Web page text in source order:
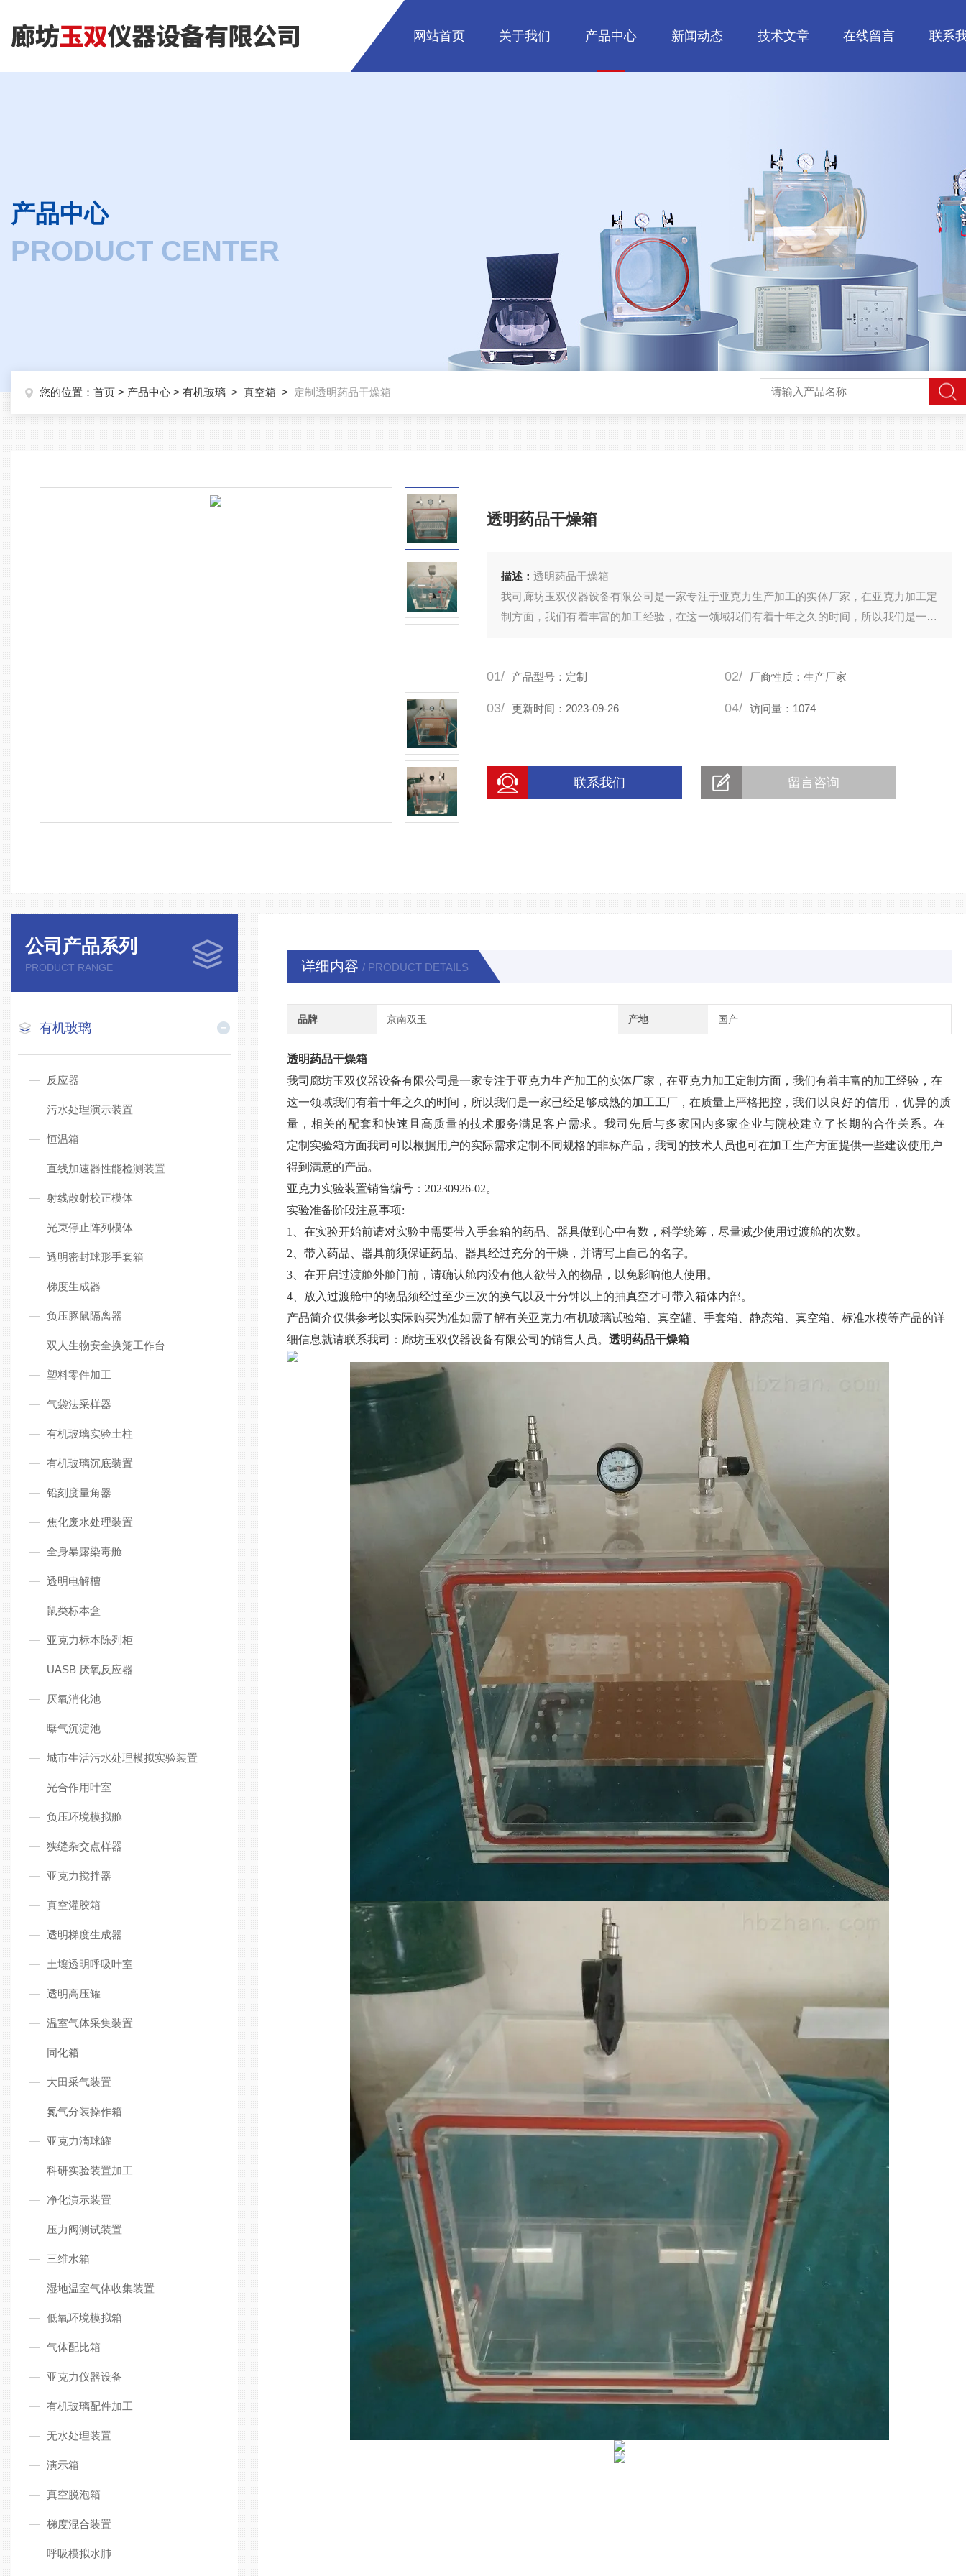
网站首页 关于我们 产品中心 新闻动态 技术文章 在线留言 联系
产品中心
PRODUCT CENTER
您的位置： 首页 > 产品中心 > 有机玻璃 > 真空箱 > 定制透明药品干燥箱
透明药品干燥箱
描述：透明药品干燥箱
我司廊坊玉双仪器设备有限公司是一家专注于亚克力生产加工的实体厂家，在亚克力加工定
制方面，我们有着丰富的加工经验，在这一领域我们有着十年之久的时间，所以我们是一家
期的合作关系。在定制实验箱方面我司可以根据用户的实际需求定制不同
01/ 产品型号：定制 02/ 厂商性质：生产厂家
03/ 更新时间：2023-09-26 04/ 访问量：1074
联系我们 留言咨询
公司产品系列
PRODUCT RANGE
有机玻璃
反应器
污水处理演示装置
恒温箱
直线加速器性能检测装置
射线散射校正模体
光束停止阵列模体
透明密封球形手套箱
梯度生成器
负压豚鼠隔离器
双人生物安全换笼工作台
塑料零件加工
气袋法采样器
有机玻璃实验土柱
有机玻璃沉底装置
铅刻度量角器
焦化废水处理装置
全身暴露染毒舱
透明电解槽
鼠类标本盒
亚克力标本陈列柜
UASB 厌氧反应器
厌氧消化池
曝气沉淀池
城市生活污水处理模拟实验装置
光合作用叶室
负压环境模拟舱
狭缝杂交点样器
亚克力搅拌器
真空灌胶箱
透明梯度生成器
土壤透明呼吸叶室
透明高压罐
温室气体采集装置
同化箱
大田采气装置
氮气分装操作箱
亚克力滴球罐
科研实验装置加工
净化演示装置
压力阀测试装置
三维水箱
湿地温室气体收集装置
低氧环境模拟箱
气体配比箱
亚克力仪器设备
有机玻璃配件加工
无水处理装置
演示箱
真空脱泡箱
梯度混合装置
呼吸模拟水肺
详细内容 / PRODUCT DETAILS
品牌 京南双玉 产地 国产
透明药品干燥箱
我司廊坊玉双仪器设备有限公司是一家专注于亚克力生产加工的实体厂家，在亚克力加工定制方面，我们有着丰富的加工经验，在
这一领域我们有着十年之久的时间，所以我们是一家已经足够成熟的加工工厂，在质量上严格把控，我们以良好的信用，优异的质
量，相关的配套和快速且高质量的技术服务满足客户需求。我司先后与多家国内多家企业与院校建立了长期的合作关系 。在
定制实验箱方面我司可以根据用户的实际需求定制不同规格的非标产品，我司的技术人员也可在加工生产方面提供一些建议使用户
得到满意的产品。
亚克力实验装置销售编号： 20230926-02。
实验准备阶段注意事项:
1、在实验开始前请对实验中需要带入手套箱的药品、器具做到心中有数，科学统筹，尽量减少使用过渡舱的次数。
2、带入药品、器具前须保证药品、器具经过充分的干燥，并请写上自己的名字。
3、在开启过渡舱外舱门前，请确认舱内没有他人欲带入的物品，以免影响他人使用。
4、放入过渡舱中的物品须经过至少三次的换气以及十分钟以上的抽真空才可带入箱体内部。
产品简介仅供参考以实际购买为准如需了解有关亚克力/有机玻璃试验箱、真空罐、手套箱、静态箱、真空箱、标准水模等产品的详
细信息就请联系我司： 廊坊玉双仪器设备有限公司的销售人员。透明药品干燥箱